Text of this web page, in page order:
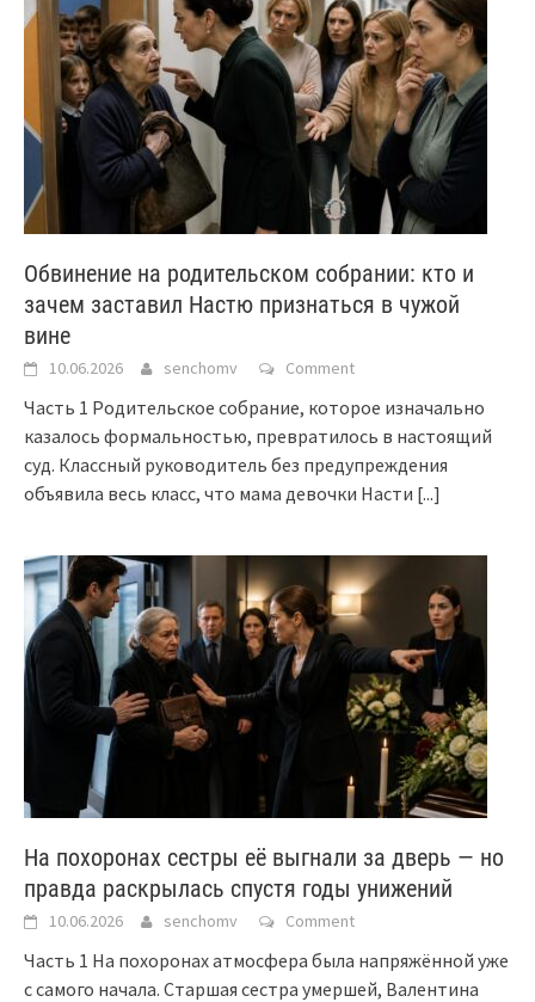
Обвинение на родительском собрании: кто и
зачем заставил Настю признаться в чужой
вине
10.06.2026 senchomv Comment
Часть 1 Родительское собрание, которое изначально
казалось формальностью, превратилось в настоящий
суд. Классный руководитель без предупреждения
объявила весь класс, что мама девочки Насти [...]
На похоронах сестры её выгнали за дверь — но
правда раскрылась спустя годы унижений
10.06.2026 senchomv Comment
Часть 1 На похоронах атмосфера была напряжённой уже
с самого начала. Старшая сестра умершей, Валентина